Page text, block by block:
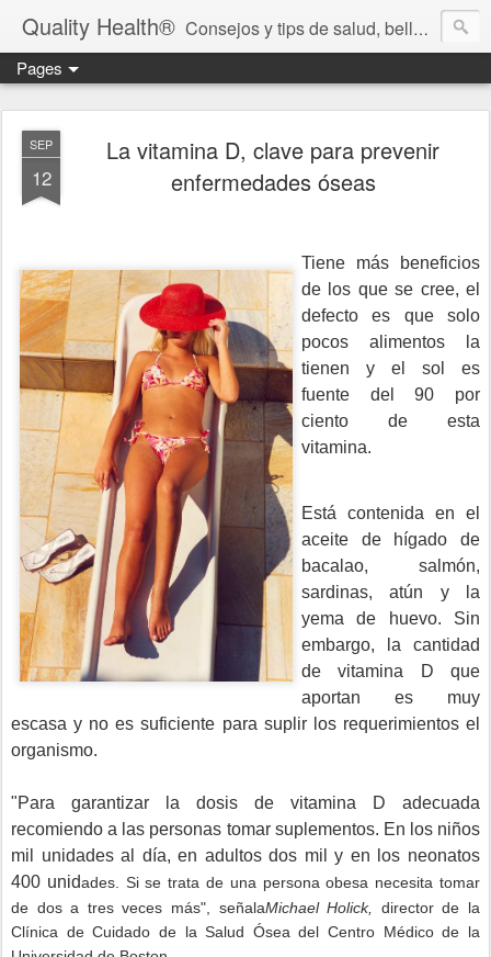
Quality Health® Consejos y tips de salud, belleza y cuidado personal.
Pages
SEP
12
La vitamina D, clave para prevenir
enfermedades óseas
Tiene más beneficios
de los que se cree, el
defecto es que solo
pocos alimentos la
tienen y el sol es
fuente del 90 por
ciento de esta
vitamina.
Está contenida en el
aceite de hígado de
bacalao, salmón,
sardinas, atún y la
yema de huevo. Sin
embargo, la cantidad
de vitamina D que
aportan es muy
escasa y no es suficiente para suplir los requerimientos el
organismo.
"Para garantizar la dosis de vitamina D adecuada
recomiendo a las personas tomar suplementos. En los niños
mil unidades al día, en adultos dos mil y en los neonatos
400 unidades. Si se trata de una persona obesa necesita tomar
de dos a tres veces más", señalaMichael Holick,
director de la
Clínica de Cuidado de la Salud Ósea del Centro Médico de la